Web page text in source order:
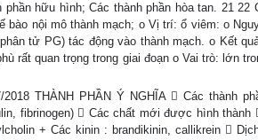
phần hữu hình; Các thành phần hòa tan. 21
bào nội mô thành mạch; o Vị trí: ổ viêm: o
tử PG) tác động vào thành mạch. o Kết
rất quan trọng trong giai đoạn o Vai trò: lớn
2018 THÀNH PHẦN Ý NGHĨA  Các thành
fibrinogen)  Các chất mới được hình
+ Các kinin : brandikinin, callikrein 